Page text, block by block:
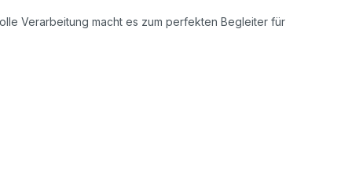
Verarbeitung macht es zum perfekten Begleiter für